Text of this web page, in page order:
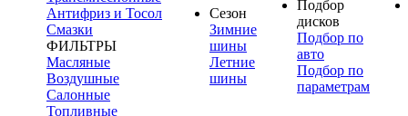
Антифриз и Тосол
Смазки
ФИЛЬТРЫ
Масляные
Воздушные
Салонные
Топливные
Сезон
Зимние
шины
Летние
шины
Подбор
дисков
Подбор по
авто
Подбор по
параметрам